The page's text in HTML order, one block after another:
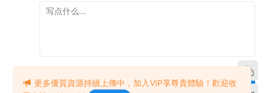
提交
更多優質資源持續上傳中，加入VIP享尊貴體驗！歡迎收